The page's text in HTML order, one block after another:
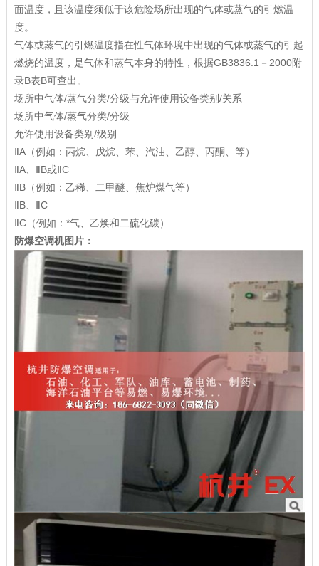
面温度，且该温度须低于该危险场所出现的气体或蒸气的引燃温
度。
气体或蒸气的引燃温度指在性气体环境中出现的气体或蒸气的引起
燃烧的温度，是气体和蒸气本身的特性，根据GB3836.1－2000附
录B表B可查出。
场所中气体/蒸气分类/分级与允许使用设备类别/关系
场所中气体/蒸气分类/分级
允许使用设备类别/级别
ⅡA（例如：丙烷、戊烷、苯、汽油、乙醇、丙酮、等）
ⅡA、ⅡB或ⅡC
ⅡB（例如：乙稀、二甲醚、焦炉煤气等）
ⅡB、ⅡC
ⅡC（例如：*气、乙焕和二硫化碳）
防爆空调机图片：